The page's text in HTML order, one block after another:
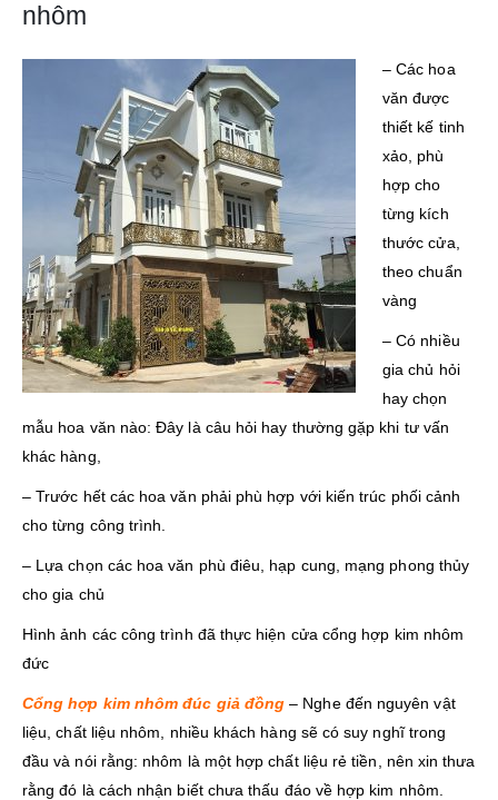
nhôm
– Các hoa
văn được
thiết kế tinh
xảo, phù
hợp cho
từng kích
thước cửa,
theo chuẩn
vàng
– Có nhiều
gia chủ hỏi
hay chọn
mẫu hoa văn nào: Đây là câu hỏi hay thường gặp khi tư vấn
khác hàng,
– Trước hết các hoa văn phải phù hợp với kiến trúc phối cảnh
cho từng công trình.
– Lựa chọn các hoa văn phù điêu, hạp cung, mạng phong thủy
cho gia chủ
Hình ảnh các công trình đã thực hiện cửa cổng hợp kim nhôm
đức
Cổng hợp kim nhôm đúc giả đồng – Nghe đến nguyên vật
liệu, chất liệu nhôm, nhiều khách hàng sẽ có suy nghĩ trong
đầu và nói rằng: nhôm là một hợp chất liệu rẻ tiền, nên xin thưa
rằng đó là cách nhận biết chưa thấu đáo về hợp kim nhôm.